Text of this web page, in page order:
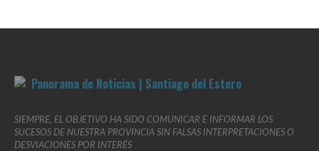
SIEMPRE, EL OBJETIVO HA SIDO COMUNICAR E INFORMAR LOS
SUCESOS DE NUESTRA PROVINCIA SIN FALSAS INTERPRETACIONES O
DESVIACIONES POR INTERÉS